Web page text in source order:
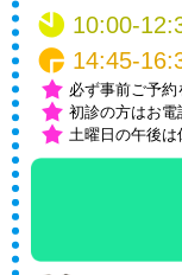
10:00-
14:45-
必ず事前ご予約
初診の方はお電
土曜日の午後は